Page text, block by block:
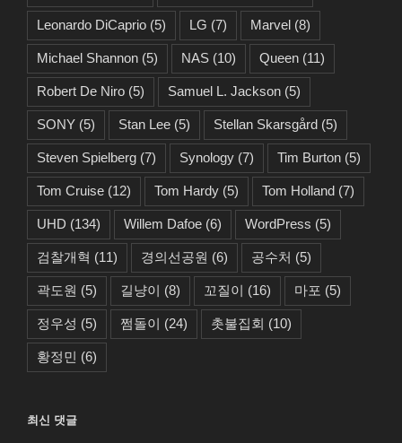
Leonardo DiCaprio (5) LG (7) Marvel (8)
Michael Shannon (5) NAS (10) Queen (11)
Robert De Niro (5) Samuel L. Jackson (5)
SONY (5) Stan Lee (5) Stellan Skarsgård (5)
Steven Spielberg (7) Synology (7) Tim Burton (5)
Tom Cruise (12) Tom Hardy (5) Tom Holland (7)
UHD (134) Willem Dafoe (6) WordPress (5)
검찰개혁 (11) 경의선공원 (6) 공수처 (5)
곽도원 (5) 길냥이 (8) 꼬질이 (16) 마포 (5)
정우성 (5) 쩜돌이 (24) 촛불집회 (10)
황정민 (6)
최신 댓글